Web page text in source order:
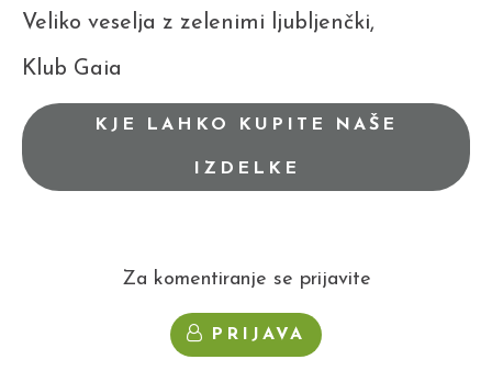
Veliko veselja z zelenimi ljubljenčki,
Klub Gaia
KJE LAHKO KUPITE NAŠE
IZDELKE
Za komentiranje se prijavite
PRIJAVA